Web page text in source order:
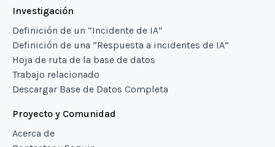
Investigación
Definición de un “Incidente de IA”
Definición de una “Respuesta a incidentes de IA”
Hoja de ruta de la base de datos
Trabajo relacionado
Descargar Base de Datos Completa
Proyecto y Comunidad
Acerca de